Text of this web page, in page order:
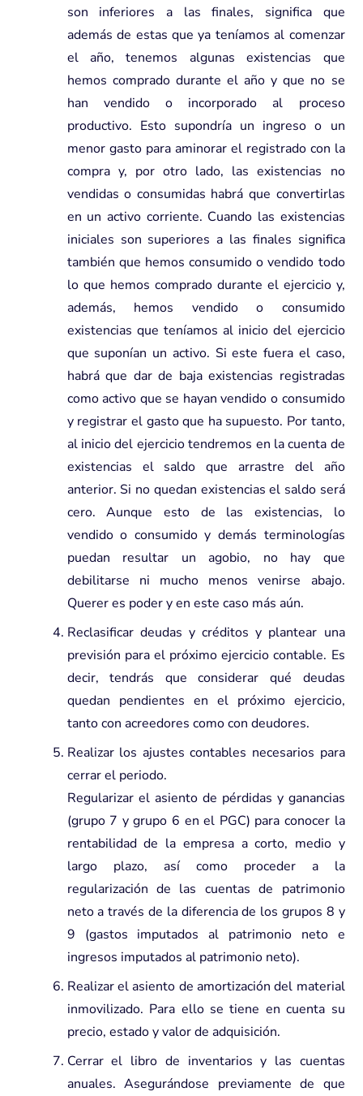
son inferiores a las finales, significa que
además de estas que ya teníamos al comenzar
el año, tenemos algunas existencias que
hemos comprado durante el año y que no se
han vendido o incorporado al proceso
productivo. Esto supondría un ingreso o un
menor gasto para aminorar el registrado con la
compra y, por otro lado, las existencias no
vendidas o consumidas habrá que convertirlas
en un activo corriente. Cuando las existencias
iniciales son superiores a las finales significa
también que hemos consumido o vendido todo
lo que hemos comprado durante el ejercicio y,
además, hemos vendido o consumido
existencias que teníamos al inicio del ejercicio
que suponían un activo. Si este fuera el caso,
habrá que dar de baja existencias registradas
como activo que se hayan vendido o consumido
y registrar el gasto que ha supuesto. Por tanto,
al inicio del ejercicio tendremos en la cuenta de
existencias el saldo que arrastre del año
anterior. Si no quedan existencias el saldo será
cero. Aunque esto de las existencias, lo
vendido o consumido y demás terminologías
puedan resultar un agobio, no hay que
debilitarse ni mucho menos venirse abajo.
Querer es poder y en este caso más aún.
Reclasificar deudas y créditos y plantear una
previsión para el próximo ejercicio contable. Es
decir, tendrás que considerar qué deudas
quedan pendientes en el próximo ejercicio,
tanto con acreedores como con deudores.
Realizar los ajustes contables necesarios para
cerrar el periodo.
Regularizar el asiento de pérdidas y ganancias
(grupo 7 y grupo 6 en el PGC) para conocer la
rentabilidad de la empresa a corto, medio y
largo plazo, así como proceder a la
regularización de las cuentas de patrimonio
neto a través de la diferencia de los grupos 8 y
9 (gastos imputados al patrimonio neto e
ingresos imputados al patrimonio neto).
Realizar el asiento de amortización del material
inmovilizado. Para ello se tiene en cuenta su
precio, estado y valor de adquisición.
Cerrar el libro de inventarios y las cuentas
anuales. Asegurándose previamente de que